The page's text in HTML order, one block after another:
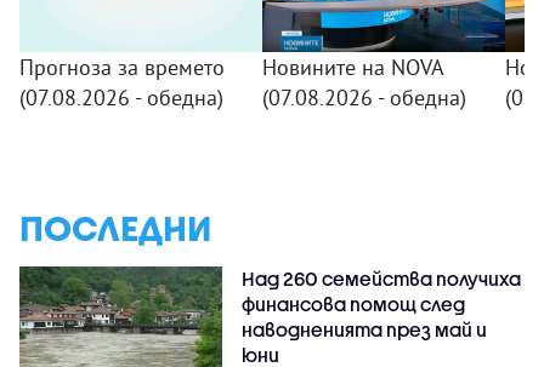
Прогноза за времето
(07.08.2026 - обедна)
Новините на NOVA
(07.08.2026 - обедна)
ПОСЛЕДНИ
Над 260 семейства получиха
финансова помощ след
наводненията през май и
юни